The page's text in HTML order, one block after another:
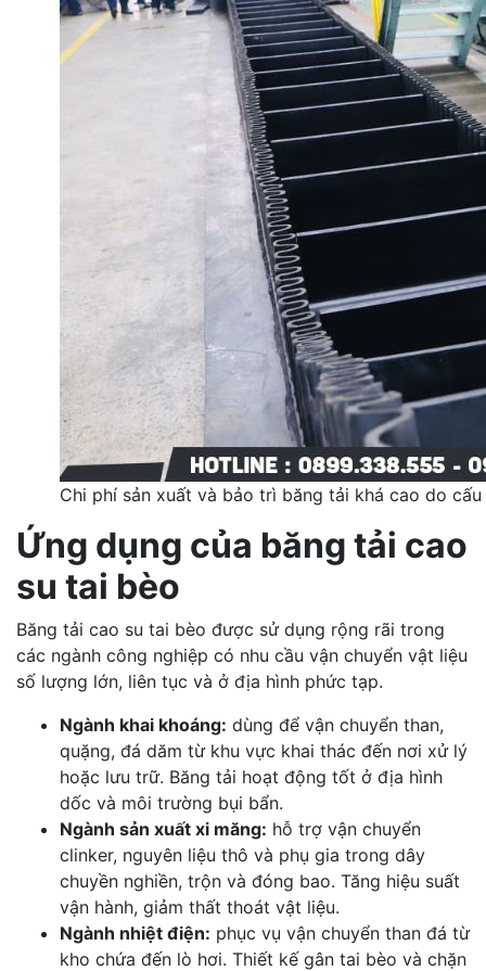
Chi phí sản xuất và bảo trì băng tải khá cao do
Ứng dụng của băng tải cao
su tai bèo
Băng tải cao su tai bèo được sử dụng rộng rãi trong
các ngành công nghiệp có nhu cầu vận chuyển vật liệu
số lượng lớn, liên tục và ở địa hình phức tạp.
Ngành khai khoáng: dùng để vận chuyển than,
quặng, đá dăm từ khu vực khai thác đến nơi xử lý
hoặc lưu trữ. Băng tải hoạt động tốt ở địa hình
dốc và môi trường bụi bẩn.
Ngành sản xuất xi măng: hỗ trợ vận chuyển
clinker, nguyên liệu thô và phụ gia trong dây
chuyền nghiền, trộn và đóng bao. Tăng hiệu suất
vận hành, giảm thất thoát vật liệu.
Ngành nhiệt điện: phục vụ vận chuyển than đá từ
kho chứa đến lò hơi. Thiết kế gân tai bèo và chặn